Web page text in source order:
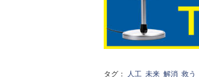
タグ： 人工 未来 解消 救う